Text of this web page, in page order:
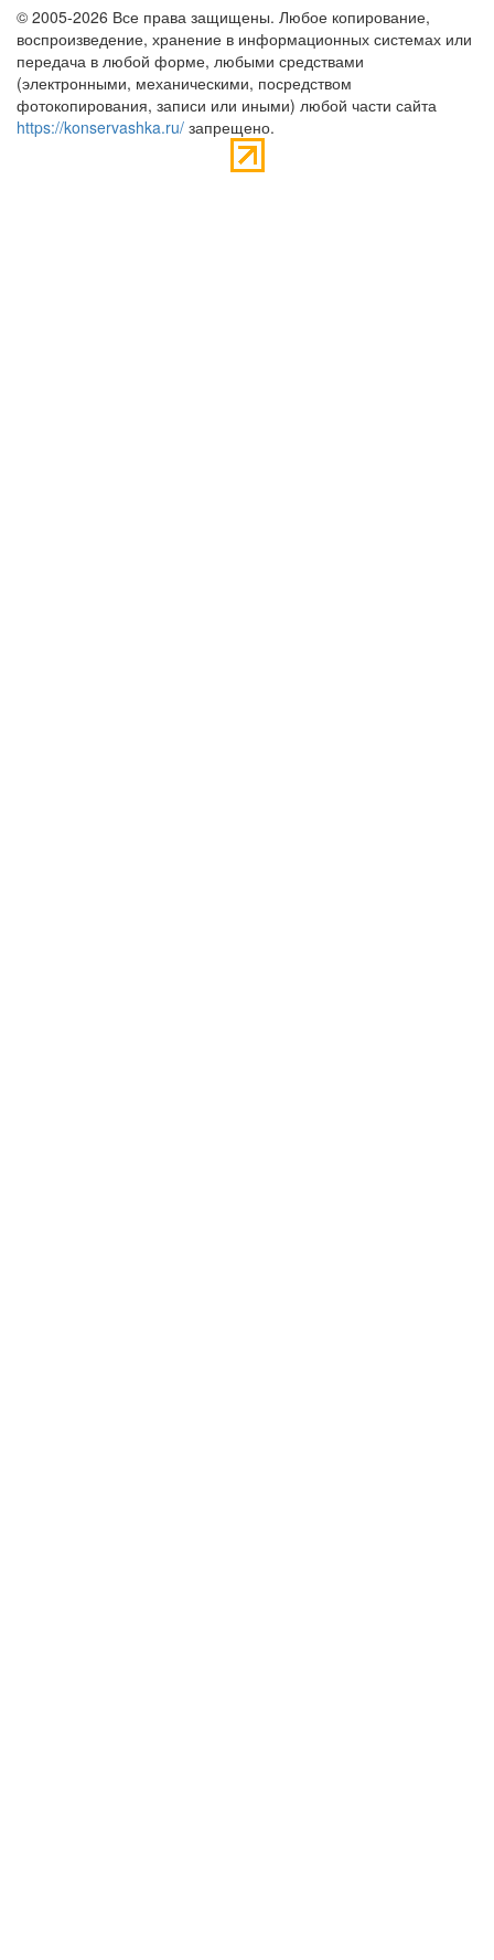
© 2005-2026 Все права защищены. Любое копирование,
воспроизведение, хранение в информационных системах или
передача в любой форме, любыми средствами
(электронными, механическими, посредством
фотокопирования, записи или иными) любой части сайта
https://konservashka.ru/ запрещено.